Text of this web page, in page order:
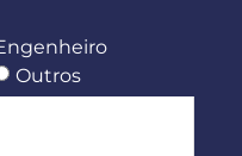
Outros